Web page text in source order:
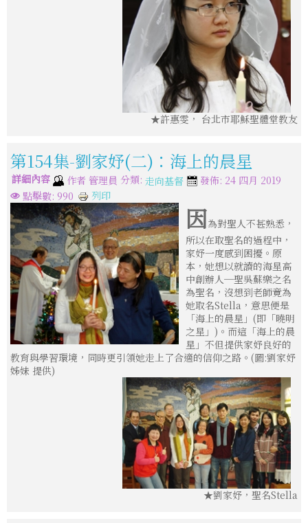
★許惠雯， 台北市耶穌聖體堂教友
第154集-劉家妤(二)：海上的晨星
詳細內容 作者 管理員 分類: 走向基督
發佈: 24 四月 2019
點擊數: 990
列印
因為對聖人不甚熟悉，
所以在取聖名的過程中，
家妤一度感到困擾。原
本，她想以就讀的海星高
中創辦人─聖吳蘇樂之名
為聖名，沒想到老師竟為
她取名Stella，意思便是
「海上的晨星」(即「曉明
之星」)。而這「海上的晨
星」不但提供家妤良好的
教育與學習環境，同時更引領她走上了合適的信仰之路。(圖:劉家妤
姊妹 提供)
★劉家妤，聖名Stella